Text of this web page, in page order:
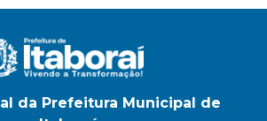
da Prefeitura Municipal de